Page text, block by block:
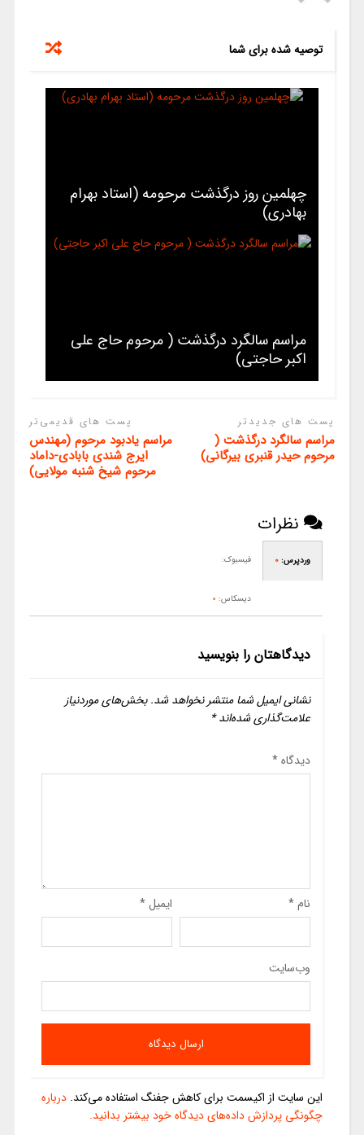
توصیه شده برای شما
چهلمین روز درگذشت مرحومه (استاد بهرام
بهادری)
مراسم سالگرد درگذشت ( مرحوم حاج علی
اکبر حاجتی)
پست های جدیدتر
مراسم سالگرد درگذشت (
مرحوم حیدر قنبری بیرگانی)
پست های قدیمی‌تر
مراسم یادبود مرحوم (مهندس
ایرج شندی بابادی-داماد
مرحوم شیخ شنبه مولایی)
نظرات
وردپرس: 0 فیسبوک:
دیسکاس: 0
دیدگاهتان را بنویسید
نشانی ایمیل شما منتشر نخواهد شد. بخش‌های موردنیاز
علامت‌گذاری شده‌اند*
دیدگاه*
نام* ایمیل*
وب‌سایت
این سایت از اکیسمت برای کاهش جفنگ استفاده می‌کند. درباره
چگونگی پردازش داده‌های دیدگاه خود بیشتر بدانید.